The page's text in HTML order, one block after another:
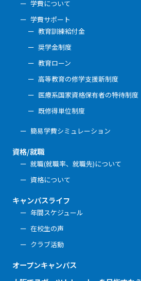
学費について
学費サポート
教育訓練給付金
奨学金制度
教育ローン
高等教育の修学支援新制度
医療系国家資格保有者の特待制度
既修得単位制度
簡易学費シミュレーション
資格/就職
就職(就職率、就職先)について
資格について
キャンパスライフ
年間スケジュール
在校生の声
クラブ活動
オープンキャンパス